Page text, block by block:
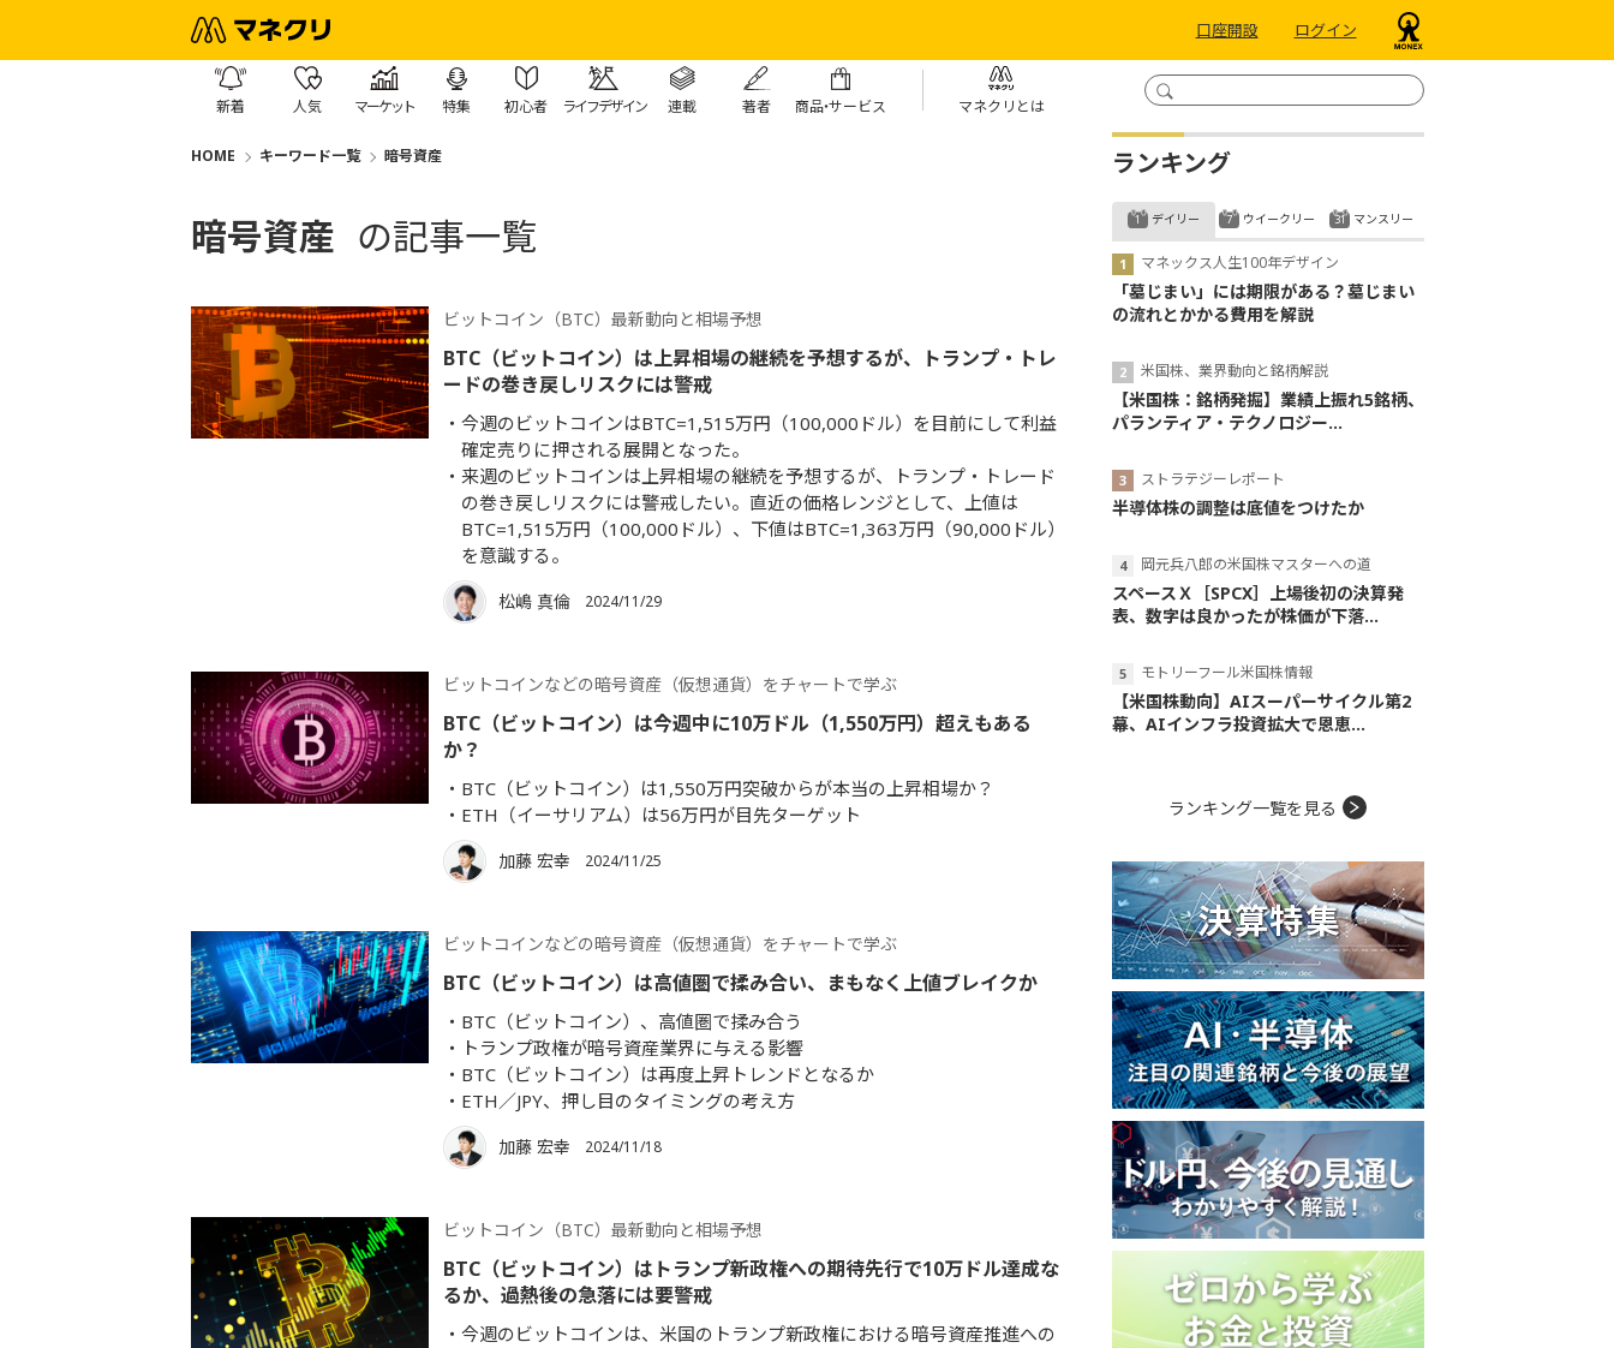
口座開設 ログイン
新着 人気 マーケット 特集 初心者 ライフデザイン 連載 著者 商品・サービス マネクリとは
HOME キーワード一覧 暗号資産
暗号資産 の記事一覧
ビットコイン（BTC）最新動向と相場予想
BTC（ビットコイン）は上昇相場の継続を予想するが、トランプ・トレ
ードの巻き戻しリスクには警戒
今週のビットコインはBTC=1,515万円（100,000ドル）を目前にして利益
確定売りに押される展開となった。
来週のビットコインは上昇相場の継続を予想するが、トランプ・トレード
の巻き戻しリスクには警戒したい。直近の価格レンジとして、上値は
BTC=1,515万円（100,000ドル）、下値はBTC=1,363万円（90,000ドル）
を意識する。
松嶋 真倫 2024/11/29
ビットコインなどの暗号資産（仮想通貨）をチャートで学ぶ
BTC（ビットコイン）は今週中に10万ドル（1,550万円）超えもある
か？
BTC（ビットコイン）は1,550万円突破からが本当の上昇相場か？
ETH（イーサリアム）は56万円が目先ターゲット
加藤 宏幸 2024/11/25
ビットコインなどの暗号資産（仮想通貨）をチャートで学ぶ
BTC（ビットコイン）は高値圏で揉み合い、まもなく上値ブレイクか
BTC（ビットコイン）、高値圏で揉み合う
トランプ政権が暗号資産業界に与える影響
BTC（ビットコイン）は再度上昇トレンドとなるか
ETH／JPY、押し目のタイミングの考え方
加藤 宏幸 2024/11/18
ビットコイン（BTC）最新動向と相場予想
BTC（ビットコイン）はトランプ新政権への期待先行で10万ドル達成な
るか、過熱後の急落には要警戒
今週のビットコインは、米国のトランプ新政権における暗号資産推進への
ランキング
デイリー
マネックス人生100年デザイン
「墓じまい」には期限がある？墓じまい
の流れとかかる費用を解説
米国株、業界動向と銘柄解説
【米国株：銘柄発掘】業績上振れ5銘柄、
パランティア・テクノロジー...
ストラテジーレポート
半導体株の調整は底値をつけたか
岡元兵八郎の米国株マスターへの道
スペースＸ［SPCX］上場後初の決算発
表、数字は良かったが株価が下落...
モトリーフール米国株情報
【米国株動向】AIスーパーサイクル第2
幕、AIインフラ投資拡大で恩恵...
ウイークリー マンスリー
ランキング一覧を見る